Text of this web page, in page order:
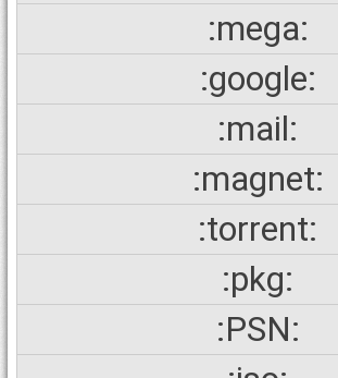
:mega:
:google:
:mail:
:magnet:
:torrent:
:pkg:
:PSN: